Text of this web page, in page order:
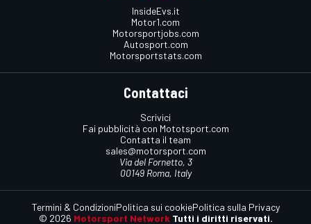
InsideEvs.it
Motor1.com
Motorsportjobs.com
Autosport.com
Motorsportstats.com
Contattaci
Scrivici
Fai pubblicità con Mototsport.com
Contatta il team
sales@motorsport.com
Via del Fornetto, 3
00149 Roma, Italy
© 2026 Motorsport Network Tutti i diritti riservati.
Termini & CondizioniPolitica sui cookiePolitica sulla Privacy